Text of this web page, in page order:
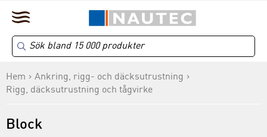
Hem
Ankring, rigg- och däcksutrustning
Rigg, däcksutrustning och tågvirke
Block